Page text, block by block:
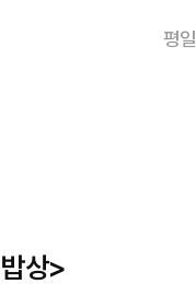
평일
상>